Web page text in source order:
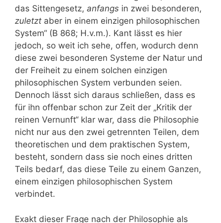
das Sittengesetz, anfangs in zwei besonderen,
zuletzt aber in einem einzigen philosophischen
System“ (B 868; H.v.m.). Kant lässt es hier
jedoch, so weit ich sehe, offen, wodurch denn
diese zwei besonderen Systeme der Natur und
der Freiheit zu einem solchen einzigen
philosophischen System verbunden seien.
Dennoch lässt sich daraus schließen, dass es
für ihn offenbar schon zur Zeit der „Kritik der
reinen Vernunft“ klar war, dass die Philosophie
nicht nur aus den zwei getrennten Teilen, dem
theoretischen und dem praktischen System,
besteht, sondern dass sie noch eines dritten
Teils bedarf, das diese Teile zu einem Ganzen,
einem einzigen philosophischen System
verbindet.
Exakt dieser Frage nach der Philosophie als